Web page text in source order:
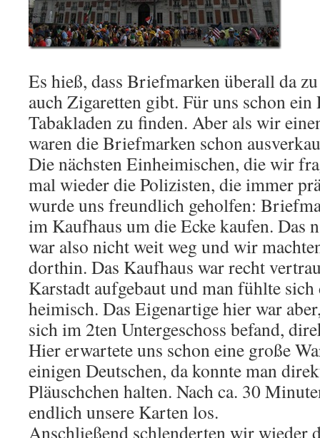
Es hieß, dass Briefmarken überall da
auch Zigaretten gibt. Für uns schon ein
Tabakladen zu finden. Aber als wir
waren die Briefmarken schon
Die nächsten Einheimischen, die wir
mal wieder die Polizisten, die immer
wurde uns freundlich geholfen:
im Kaufhaus um die Ecke kaufen. Das
war also nicht weit weg und wir
dorthin. Das Kaufhaus war recht
Karstadt aufgebaut und man fühlte sich
heimisch. Das Eigenartige hier war
sich im 2ten Untergeschoss befand,
Hier erwartete uns schon eine große
einigen Deutschen, da konnte man
Pläuschchen halten. Nach ca. 30
endlich unsere Karten los.
Anschließend schlenderten wir wieder